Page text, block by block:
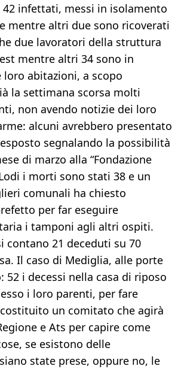
42 infettati, messi in isolamento
mentre altri due sono ricoverati
due lavoratori della struttura
mentre altri 34 sono in
abitazioni, a scopo
la settimana scorsa molti
non avendo notizie dei loro
alcuni avrebbero presentato
segnalando la possibilità
di marzo alla “Fondazione
i morti sono stati 38 e un
comunali ha chiesto
per far eseguire
i tamponi agli altri ospiti.
contano 21 deceduti su 70
Il caso di Mediglia, alle porte
52 i decessi nella casa di riposo
i loro parenti, per fare
un comitato che agirà
e Ats per capire come
se esistono delle
state prese, oppure no, le